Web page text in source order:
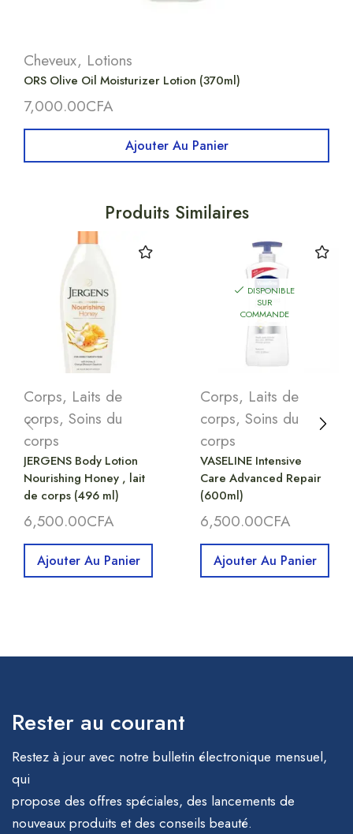
Cheveux, Lotions
ORS Olive Oil Moisturizer Lotion (370ml)
7,000.00CFA
Ajouter Au Panier
Produits Similaires
Corps, Laits de
corps, Soins du
corps
JERGENS Body Lotion
Nourishing Honey , lait
de corps (496 ml)
6,500.00CFA
Ajouter Au Panier
DISPONIBLE
SUR
COMMANDE
Corps, Laits de
corps, Soins du
corps
VASELINE Intensive
Care Advanced Repair
(600ml)
6,500.00CFA
Ajouter Au Panier
Rester au courant
Restez à jour avec notre bulletin électronique mensuel,
qui
propose des offres spéciales, des lancements de
nouveaux produits et des conseils beauté.